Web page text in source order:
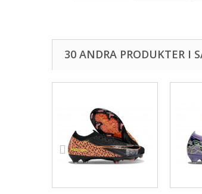
30 ANDRA PRODUKTER I